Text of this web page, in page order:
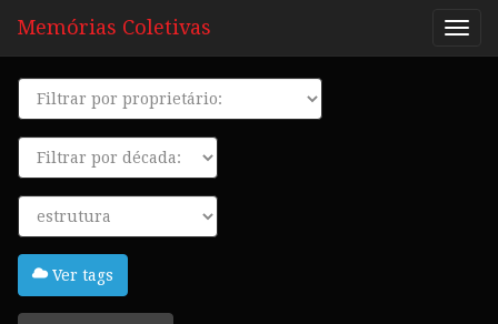
Memórias Coletivas
Proprietário
Década
Tags
Ver tags